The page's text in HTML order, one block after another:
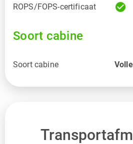
ROPS/FOPS-certificaat check_circle
Soort cabine
Soort cabine